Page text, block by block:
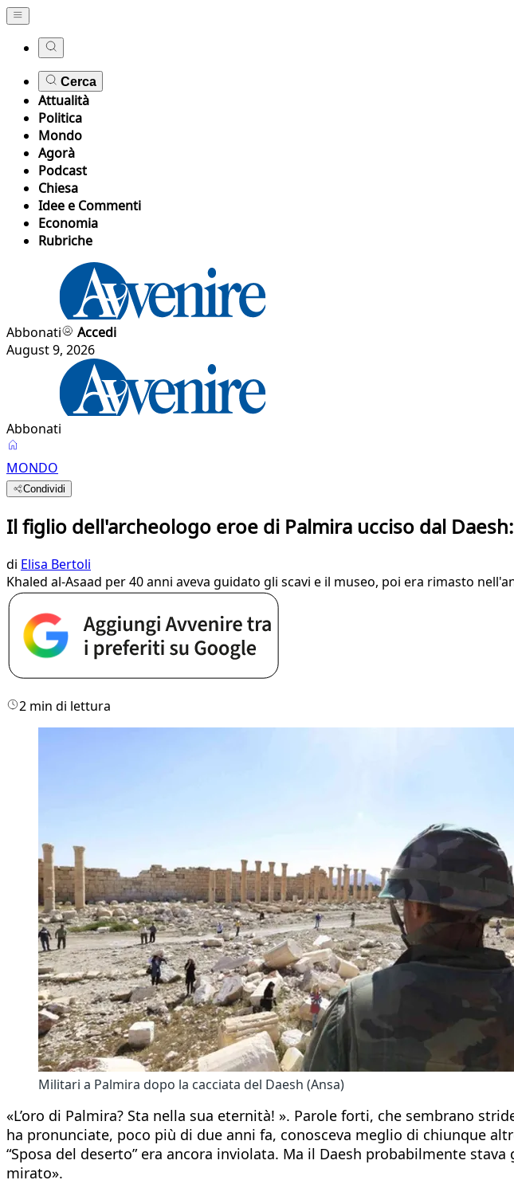
Cerca
Attualità
Politica
Mondo
Agorà
Podcast
Chiesa
Idee e Commenti
Economia
Rubriche
Abbonati
Accedi
August 9, 2026
Abbonati
MONDO
Condividi
Il figlio dell'archeologo eroe di Palmira ucciso dal
di Elisa Bertoli
Khaled al-Asaad per 40 anni aveva guidato gli scavi e il museo, poi era rimasto
2 min di lettura
Militari a Palmira dopo la cacciata del Daesh (Ansa)
«L’oro di Palmira? Sta nella sua eternità! ». Parole forti, che sembrano
ha pronunciate, poco più di due anni fa, conosceva meglio di chiunque
“Sposa del deserto” era ancora inviolata. Ma il Daesh probabilmente
mirato».